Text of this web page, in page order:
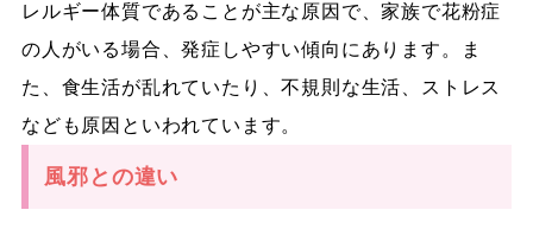
レルギー体質であることが主な原因で、家族で花粉症
の人がいる場合、発症しやすい傾向にあります。ま
た、食生活が乱れていたり、不規則な生活、ストレス
なども原因といわれています。
風邪との違い